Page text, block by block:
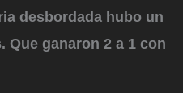
desbordada hubo un
ganaron 2 a 1 con